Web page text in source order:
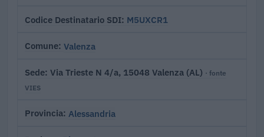
Codice Destinatario SDI M5UXCR1
Comune Valenza
Sede Via Trieste N 4/a, 15048 Valenza (AL) · fonte
VIES
Provincia Alessandria